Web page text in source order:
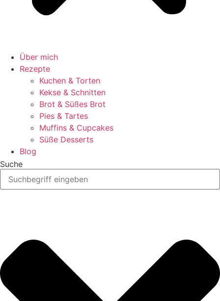
Über mich
Rezepte
Kuchen & Torten
Kekse & Schnitten
Brot & Süßes Brot
Pies & Tartes
Muffins & Cupcakes
Süße Desserts
Blog
Suche